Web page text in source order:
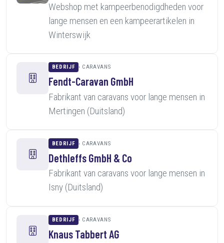
Webshop met kampeerbenodigdheden voor
lange mensen en een kampeerartikelen in
Winterswijk
BEDRIJF CARAVANS
Fendt-Caravan GmbH
Fabrikant van caravans voor lange mensen in
Mertingen (Duitsland)
BEDRIJF CARAVANS
Dethleffs GmbH & Co
Fabrikant van caravans voor lange mensen in
Isny (Duitsland)
BEDRIJF CARAVANS
Knaus Tabbert AG